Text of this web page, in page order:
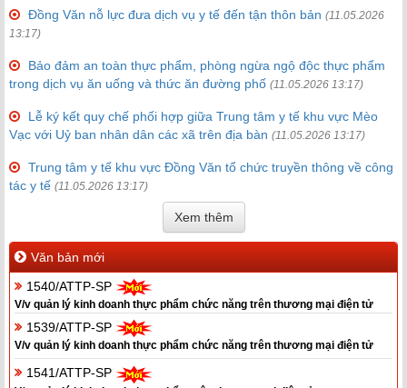
Đồng Văn nỗ lực đưa dịch vụ y tế đến tận thôn bản (11.05.2026
13:17)
Bảo đảm an toàn thực phẩm, phòng ngừa ngộ độc thực phẩm
trong dịch vụ ăn uống và thức ăn đường phố (11.05.2026 13:17)
Lễ ký kết quy chế phối hợp giữa Trung tâm y tế khu vực Mèo
Vạc với Uỷ ban nhân dân các xã trên địa bàn (11.05.2026 13:17)
Trung tâm y tế khu vực Đồng Văn tổ chức truyền thông về công
tác y tế (11.05.2026 13:17)
Xem thêm
Văn bản mới
1540/ATTP-SP
V/v quản lý kinh doanh thực phẩm chức năng trên thương mại điện tử
1539/ATTP-SP
V/v quản lý kinh doanh thực phẩm chức năng trên thương mại điện tử
1541/ATTP-SP